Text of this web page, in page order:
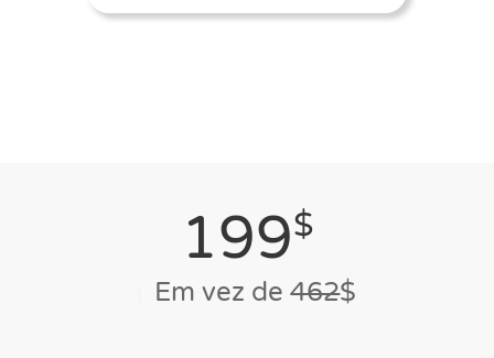
199$
Em vez de462$